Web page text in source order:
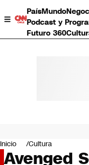
PaísMundo
Podcast y
Futuro 360
Negocios
Deportes
Inicio Cultura
Avenged